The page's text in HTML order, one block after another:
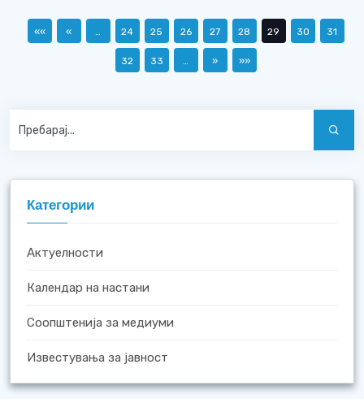
«« « … 24 25 26 27 28 29 30 31
32 33 … » »»
Категории
Актуелности
Календар на настани
Соопштенија за медиуми
Известувања за јавност